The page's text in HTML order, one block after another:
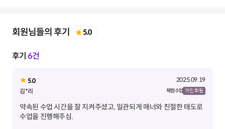
회원님들의 후기 5.0
후기 6건
5.0
2025.09.19
김*리
체험 수업 개인 회원
약속된 수업 시간을 잘 지켜주셨고, 일관되게 매너와 친절한 태도로